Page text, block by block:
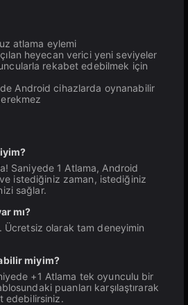
atlama eylemi
heyecan verici yeni seviyeler
rekabet edebilmek için
Android cihazlarda oynanabilir
Saniyede 1 Atlama, Android
istediğiniz zaman, istediğiniz
sağlar.
mı?
Ücretsiz olarak tam deneyimin
miyim?
+1 Atlama tek oyunculu bir
puanları karşılaştırarak
edebilirsiniz.